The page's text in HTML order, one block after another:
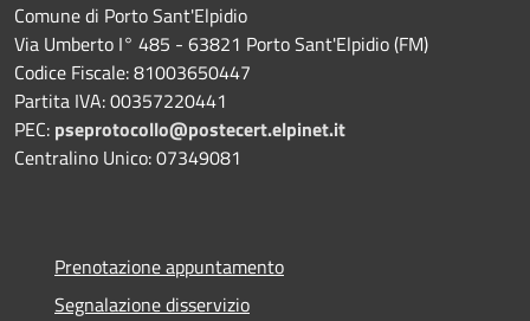
Comune di Porto Sant'Elpidio
Via Umberto I° 485 - 63821 Porto Sant'Elpidio (FM)
Codice Fiscale: 81003650447
Partita IVA: 00357220441
PEC: pseprotocollo@postecert.elpinet.it
Centralino Unico: 07349081
Prenotazione appuntamento
Segnalazione disservizio